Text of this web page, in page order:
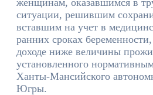
ситуации, решившим
вставшим на учет в
ранних сроках
доходе ниже величины
установленного
Ханты-Мансийского
Югры.